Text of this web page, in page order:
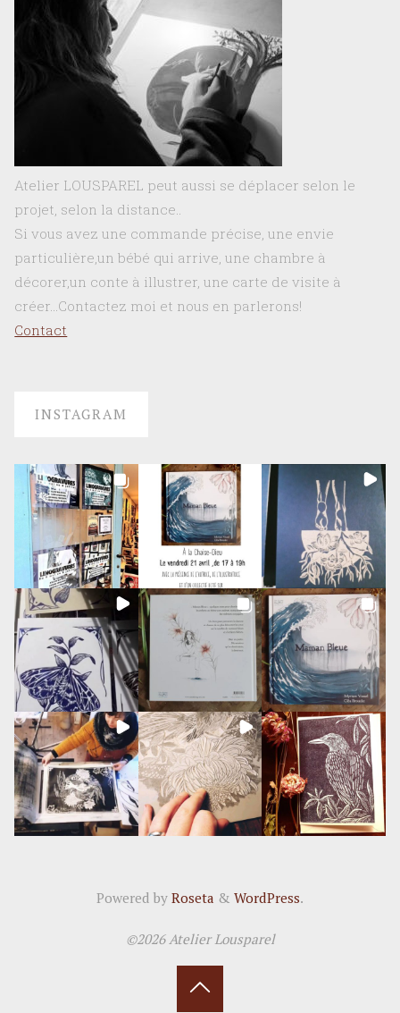
Atelier LOUSPAREL peut aussi se déplacer selon le
projet, selon la distance..
Si vous avez une commande précise, une envie
particulière,un bébé qui arrive, une chambre à
décorer,un conte à illustrer, une carte de visite à
créer…Contactez moi et nous en parlerons!
Contact
INSTAGRAM
Powered by Roseta & WordPress.
©2026 Atelier Lousparel